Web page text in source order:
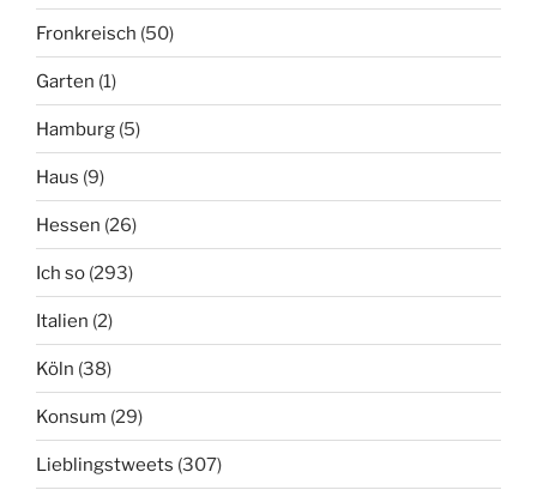
Fronkreisch (50)
Garten (1)
Hamburg (5)
Haus (9)
Hessen (26)
Ich so (293)
Italien (2)
Köln (38)
Konsum (29)
Lieblingstweets (307)